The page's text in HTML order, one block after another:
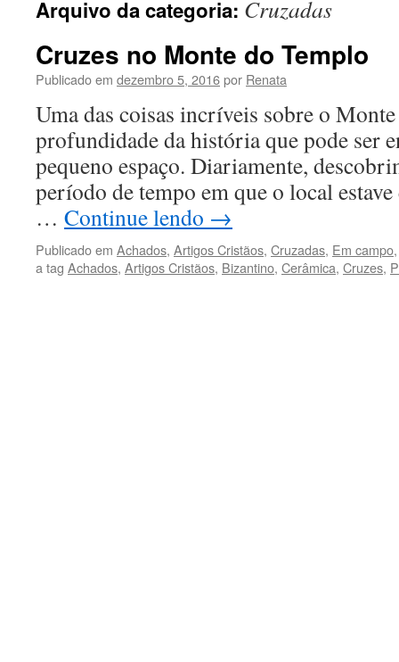
conteúdo
Arquivo da categoria: Cruzadas
Cruzes no Monte do Templo
Publicado em dezembro 5, 2016por Renata
Uma das coisas incríveis sobre o
profundidade da história que pode ser
pequeno espaço. Diariamente,
período de tempo em que o local
… Continue lendo →
Publicado em Achados, Artigos Cristãos, Cruzadas, Em campo
a tag Achados, Artigos Cristãos, Bizantino, Cerâmica, Cruzes,